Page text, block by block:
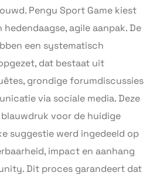
Pengu Sport Game kiest
agile aanpak. De
een systematisch
dat bestaat uit
grondige forumdiscussies
via sociale media. Deze
voor de huidige
suggestie werd ingedeeld op
impact en aanhang
Dit proces garandeert dat